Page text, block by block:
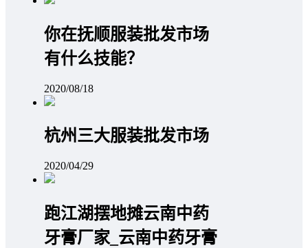
你在抚顺服装批发市场
有什么技能？
2020/08/18
杭州三大服装批发市场
2020/04/29
跑江湖摆地摊云南中药
牙膏厂家_云南中药牙膏